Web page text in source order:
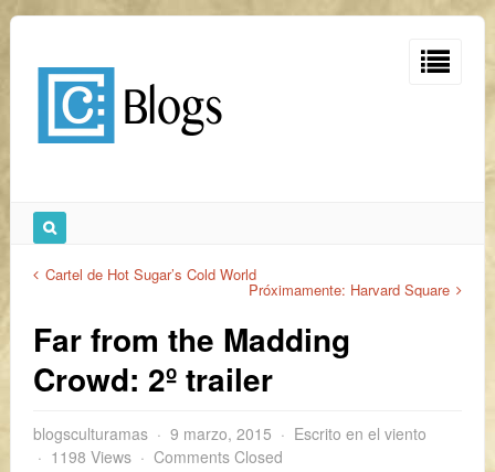
Cartel de Hot Sugar’s Cold World
Próximamente: Harvard Square
Far from the Madding
Crowd: 2º trailer
blogsculturamas 9 marzo, 2015
Escrito en el viento
1198 Views
Comments Closed